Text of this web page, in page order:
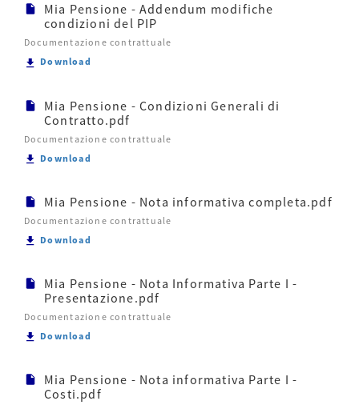
consente di
costruirsi ...
Raggiunto il
Mia Pensione - Addendum modifiche
condizioni del PIP
Documentazione contrattuale
Download
Mia Pensione - Condizioni Generali di
Contratto.pdf
Documentazione contrattuale
Download
Mia Pensione - Nota informativa completa.pdf
Documentazione contrattuale
Download
Mia Pensione - Nota Informativa Parte I -
Presentazione.pdf
Documentazione contrattuale
Download
Mia Pensione - Nota informativa Parte I -
Costi.pdf